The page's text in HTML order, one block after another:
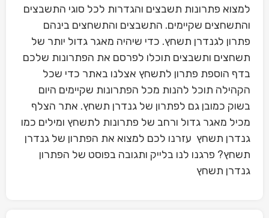
למצוא פתרונות תשבצים והגדרות לכל סוגי התשבצים
והתשחצים שקיימים. התשבצים והתשחצים בינהם
פתרון לגנדרן תשחץ. כדי שיהיה מאגר גדול יותר של
תשחצים ותשבצים תוכלו לפרסם את הפתרונות שלכם
בדף הוספת פתרון לתשחץ אצלנו באתר כדי שכל
הקהילה תוכל להנות מכל הפתרונות שקיימים היום
בשוק כמובן גם לפתרון של גנדרן תשחץ. אתר הצלף
מכיל מאגר גדול ורחב של פתרונות לתשחץ ומילים כמו
גנדרן תשחץ עזרנו לכם למצוא את הפתרון של גנדרן
תשחץ? פרגנו לנו בלייק ותגובה בפוסט של הפתרון
גנדרן תשחץ